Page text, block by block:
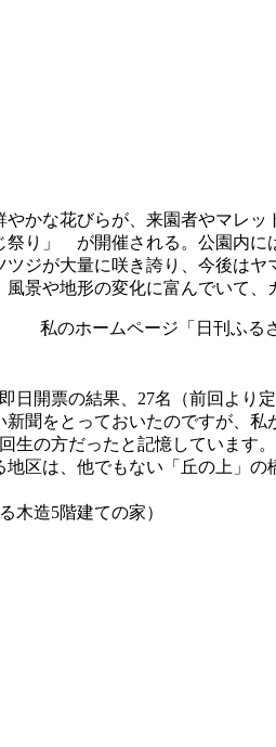
かな花びらが、来園者やマレッ
り」 が開催される。公園内に
ジが大量に咲き誇り、今後はヤ
景や地形の変化に富んでいて、
私のホームページ「日刊ふ
開票の結果、27名（前回より
聞をとっておいたのですが、私
の方だったと記憶しています。
区は、他でもない「丘の上」
木造5階建ての家）